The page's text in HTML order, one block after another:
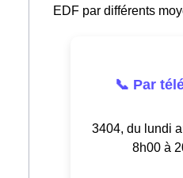
EDF par différents
📞 Par
3404, du lundi
8h00 à